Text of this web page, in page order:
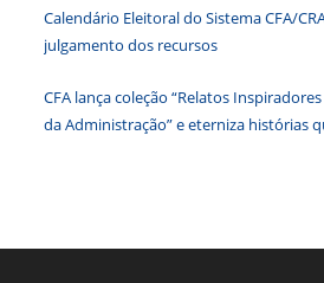
Calendário Eleitoral do Sistema CFA/
julgamento dos recursos
CFA lança coleção “Relatos
da Administração” e eterniza histórias